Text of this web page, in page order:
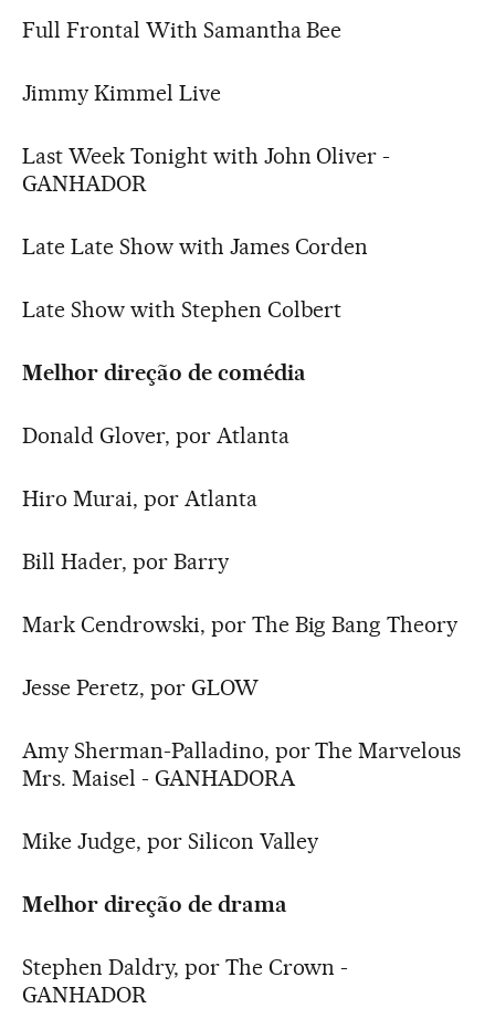
Full Frontal With Samantha Bee
Jimmy Kimmel Live
Last Week Tonight with John Oliver -
GANHADOR
Late Late Show with James Corden
Late Show with Stephen Colbert
Melhor direção de comédia
Donald Glover, por Atlanta
Hiro Murai, por Atlanta
Bill Hader, por Barry
Mark Cendrowski, por The Big Bang Theory
Jesse Peretz, por GLOW
Amy Sherman-Palladino, por The Marvelous
Mrs. Maisel - GANHADORA
Mike Judge, por Silicon Valley
Melhor direção de drama
Stephen Daldry, por The Crown -
GANHADOR